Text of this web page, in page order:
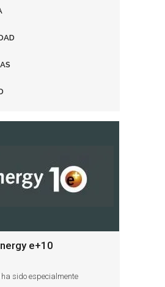
e+10
ha sido especialmente